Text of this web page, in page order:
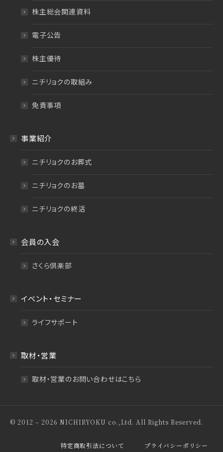
株主総会関連資料
電子公告
株主優待
ニチリョクの取組み
免責事項
事業紹介
ニチリョクのお葬式
ニチリョクのお墓
ニチリョクの終活
会員の入会
さくら倶楽部
イベント・セミナー
ライフサポート
取材・営業
取材・営業のお問い合わせはこちら
© 2012 – 2026 NICHIRYOKU co.,Ltd. All Rights Reserved.
特定商取引法について プライバシーポリシー